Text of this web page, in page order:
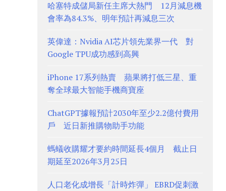
哈塞特成儲局新任主席大熱門 12月減息機
會率為84.3%、明年預計再減息三次
英偉達：Nvidia AI芯片領先業界一代 對
Google TPU成功感到高興
iPhone 17系列熱賣 蘋果將打低三星、重
奪全球最大智能手機商寶座
ChatGPT據報預計2030年至少2.2億付費用
戶 近日新推購物助手功能
螞蟻收購耀才要約時間延長4個月 截止日
期延至2026年3月25日
人口老化成增長「計時炸彈」 EBRD促刺激